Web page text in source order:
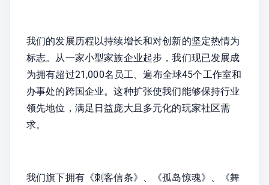
我们的发展历程以持续增长和对创新的坚定热情为
标志。从一家小型家族企业起步，我们现已发展成
为拥有超过21,000名员工、遍布全球45个工作室和
办事处的跨国企业。这种扩张使我们能够保持行业
领先地位，满足日益庞大且多元化的玩家社区需
求。
我们旗下拥有《刺客信条》、《孤岛惊魂》、《舞